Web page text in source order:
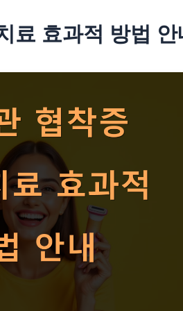
료 효과적 방법 안